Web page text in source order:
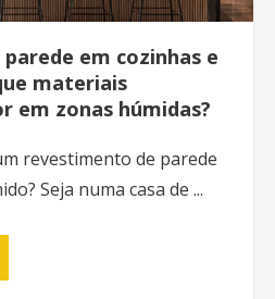
em cozinhas e
materiais
em zonas húmidas?
revestimento de parede
Seja numa casa de ...